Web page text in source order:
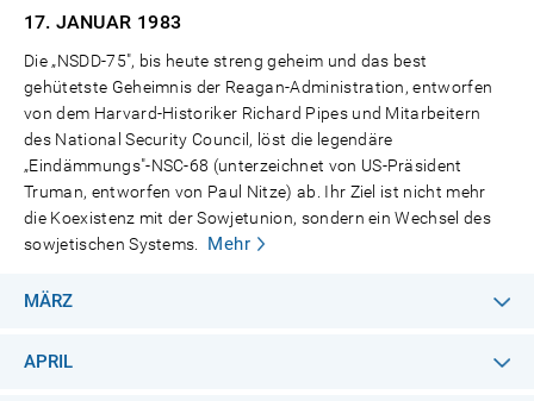
17. JANUAR 1983
Die „NSDD-75", bis heute streng geheim und das best
gehütetste Geheimnis der Reagan-Administration, entworfen
von dem Harvard-Historiker Richard Pipes und Mitarbeitern
des National Security Council, löst die legendäre
„Eindämmungs"-NSC-68 (unterzeichnet von US-Präsident
Truman, entworfen von Paul Nitze) ab. Ihr Ziel ist nicht mehr
die Koexistenz mit der Sowjetunion, sondern ein Wechsel des
sowjetischen Systems.
Mehr
MÄRZ
APRIL